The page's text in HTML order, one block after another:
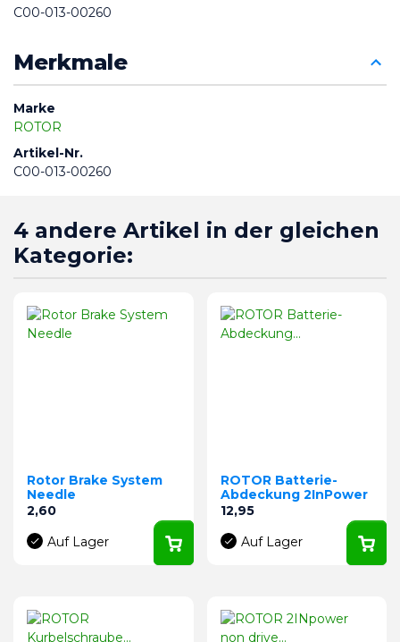
C00-013-00260
Merkmale
Marke
ROTOR
Artikel-Nr.
C00-013-00260
4 andere Artikel in der gleichen
Kategorie:
Rotor Brake System
Needle
Preis
2,60
Auf Lager
ROTOR Batterie-
Abdeckung 2InPower
Preis
12,95
Auf Lager